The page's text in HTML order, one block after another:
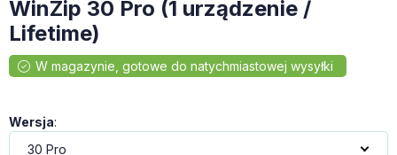
WinZip 30 Pro (1 urządzenie /
Lifetime)
Wersja: